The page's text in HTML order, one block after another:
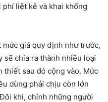
liệt kê và khai khống
giá quy định như trước,
sẽ chia ra thành nhiều loại
thiết sau đó cộng vào. Mức
dùng phải chịu còn lớn
khi, chính những người